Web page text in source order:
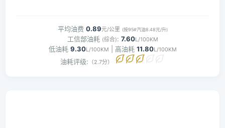
平均油费 0.89元/公里 (按95#汽油8.48元/升)
工信部油耗 (综合): 7.60L/100KM
低油耗 9.30L/100KM | 高油耗 11.80L/100KM
油耗评级: （2.7分）